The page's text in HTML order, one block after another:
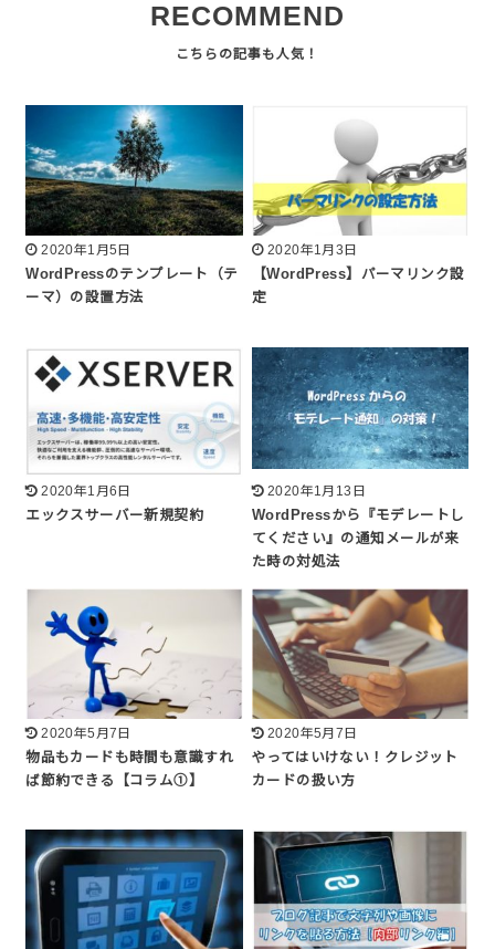
RECOMMEND
2020年1月5日
WordPressのテンプレート（テ
ーマ）の設置方法
2020年1月3日
【WordPress】パーマリンク設
定
2020年1月6日
エックスサーバー新規契約
2020年1月13日
WordPressから『モデレートし
てください』の通知メールが来
た時の対処法
2020年5月7日
物品もカードも時間も意識すれ
ば節約できる【コラム①】
2020年5月7日
やってはいけない！クレジット
カードの扱い方